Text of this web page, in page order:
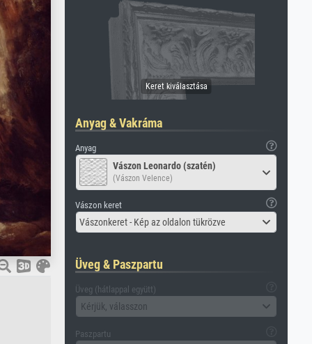
Anyag & Vakráma
Anyag
Vászon Leonardo (szatén)
(Vászon Velence)
Vászon keret
Vászonkeret - Kép az oldalon tükrözve
Üveg & Paszpartu
Üveg (hátlappal együtt)
Kérjük, válasszon
Paszpartu